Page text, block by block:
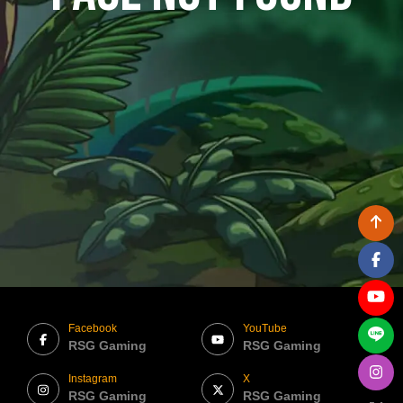
Facebook
RSG Gaming
YouTube
RSG Gaming
Instagram
RSG Gaming
X
RSG Gaming